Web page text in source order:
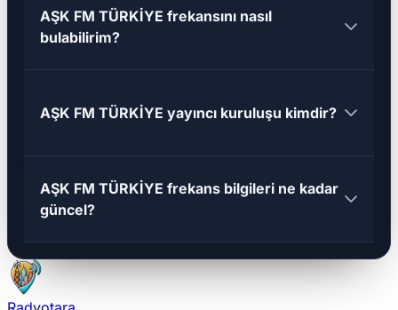
AŞK FM TÜRKİYE frekansını nasıl
bulabilirim?
AŞK FM TÜRKİYE yayıncı kuruluşu kimdir?
AŞK FM TÜRKİYE frekans bilgileri ne kadar
güncel?